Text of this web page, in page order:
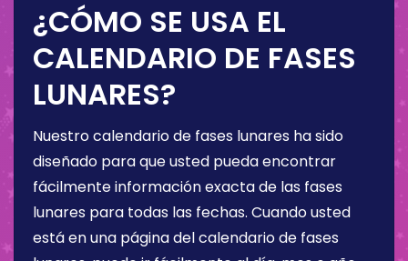
¿CÓMO SE USA EL
CALENDARIO DE FASES
LUNARES?
Nuestro calendario de fases lunares ha sido
diseñado para que usted pueda encontrar
fácilmente información exacta de las fases
lunares para todas las fechas. Cuando usted
está en una página del calendario de fases